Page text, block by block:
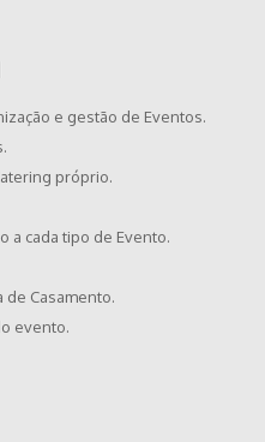
e gestão de Eventos.
próprio.
a cada tipo de Evento.
de Casamento.
evento.